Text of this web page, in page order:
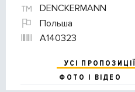
DENCKERMANN
Польша
A140323
УСІ ПРОПОЗИЦІЇ
ФОТО І ВІДЕО